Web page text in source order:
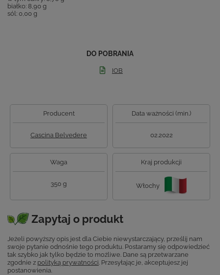
białko: 8,90 g
sól: 0,00 g
DO POBRANIA
IOB
Producent
Cascina Belvedere
Data ważności (min.)
02.2022
Waga
350 g
Kraj produkcji
Włochy
Zapytaj o produkt
Jeżeli powyższy opis jest dla Ciebie niewystarczający, prześlij nam
swoje pytanie odnośnie tego produktu. Postaramy się odpowiedzieć
tak szybko jak tylko będzie to możliwe. Dane są przetwarzane
zgodnie z polityką prywatności. Przesyłając je, akceptujesz jej
postanowienia.